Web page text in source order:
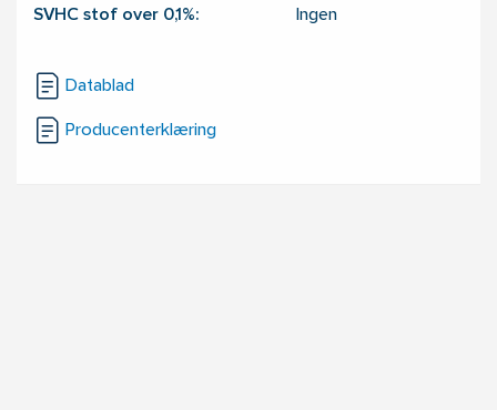
SVHC stof over 0,1%: Ingen
Datablad
Producenterklæring